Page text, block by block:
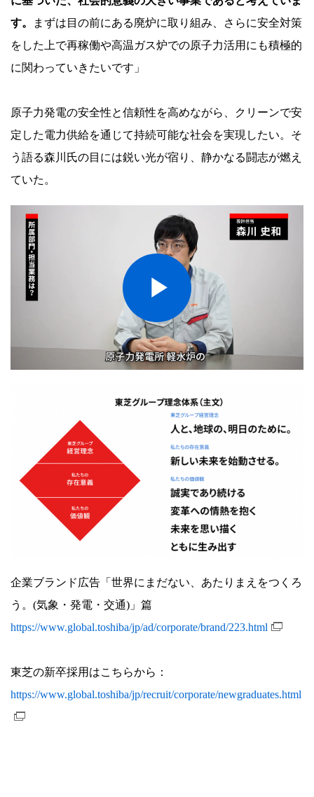
す。
まずは目の前にある廃炉に取り組み、さらに安全対策
をした上で再稼働や高温ガス炉での原子力活用にも積極的
に関わっていきたいです」
原子力発電の安全性と信頼性を高めながら、クリーンで安
定した電力供給を通じて持続可能な社会を実現したい。そ
う語る森川氏の目には鋭い光が宿り、静かなる闘志が燃え
ていた。
企業ブランド広告「世界にまだない、あたりまえをつくろ
う。(気象・発電・交通)」篇
https://www.global.toshiba/jp/ad/corporate/brand/223.html
東芝の新卒採用はこちらから：
https://www.global.toshiba/jp/recruit/corporate/newgraduates.html